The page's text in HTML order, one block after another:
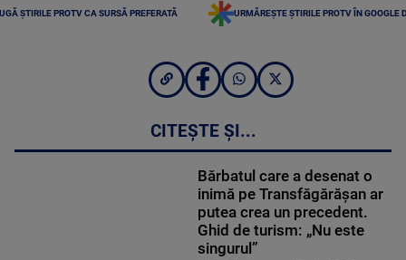
ȘTIRILE PROTV CA SURSĂ PREFERATĂ URMĂREȘTE ȘTIRILE PROTV ÎN GOOGLE
CITEȘTE ȘI...
Bărbatul care a desenat o
inimă pe Transfăgărășan ar
putea crea un precedent.
Ghid de turism: „Nu este
singurul”